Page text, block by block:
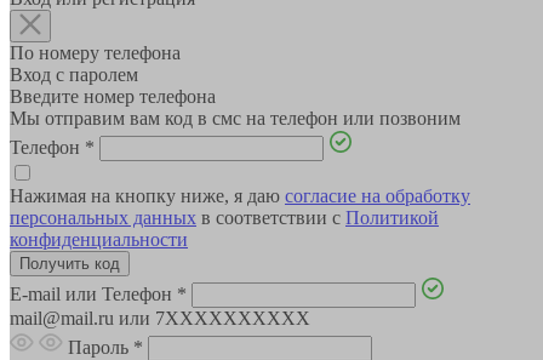
По номеру телефона
Вход с паролем
Введите номер телефона
Мы отправим вам код в смс на телефон или позвоним
Телефон *
Нажимая на кнопку ниже, я даю согласие на обработку
персональных данных в соответствии с Политикой
конфиденциальности
E-mail или Телефон *
mail@mail.ru или 7XXXXXXXXXX
Пароль *